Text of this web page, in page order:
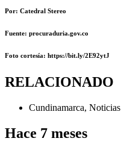
Por: Catedral Stereo
Fuente: procuraduria.gov.co
Foto cortesía: https://bit.ly/2E92ytJ
RELACIONADO
Cundinamarca, Noticias
Hace 7 meses